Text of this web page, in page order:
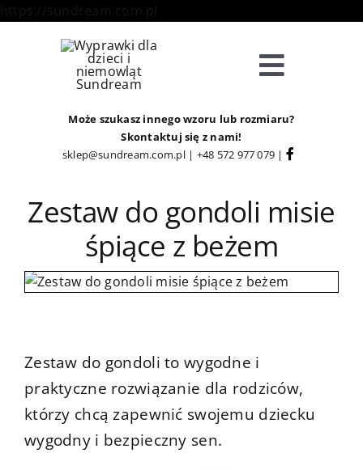
Toggle
Sklep
Strefa Klienta
Informacje
Kontakt
Może szukasz innego wzoru lub rozmiaru?
Skontaktuj się z nami!
sklep@sundream.com.pl| +48 572 977 079 |
Zestaw do gondoli misie
śpiące z beżem
Zestaw do gondoli to wygodne i
praktyczne rozwiązanie dla rodziców,
którzy chcą zapewnić swojemu dziecku
wygodny i bezpieczny sen.